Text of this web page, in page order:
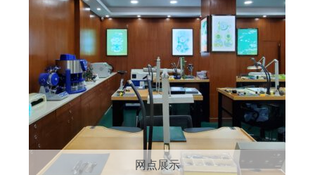
网点展示